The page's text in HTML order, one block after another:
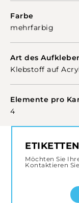
Farbe
mehrfarbig
Art des
Klebstoff auf
Elemente pro
4
Möchten Sie
Kontaktieren